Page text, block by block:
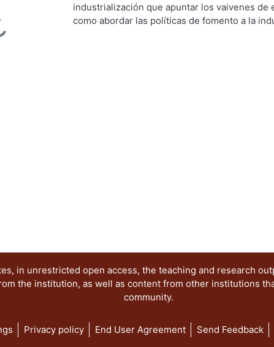
Historiografía,2009) Rodríguez Garza,
Humberto;Flores Clair, Eduardo;Kuri Gaytán,
industrialización que apuntar los vaivenes de
como abordar las políticas de fomento a la
in unrestricted open access, the teaching and research
the institution, as well as content from other institutions
community.
Privacy policy End User Agreement Send Feedback